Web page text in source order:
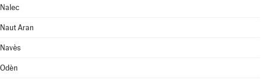
Nalec
Naut Aran
Navès
Odèn